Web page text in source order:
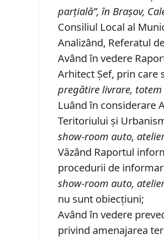
parţială”, în Braşov,
Consiliul Local al
Analizând, Referatul
Având în vedere
Arhitect Șef, prin care
pregătire livrare,
Luând în considerare
Teritoriului şi
show-room auto,
Văzând Raportul
procedurii de
show-room auto,
nu sunt obiecţiuni;
Având în vedere
privind amenajarea